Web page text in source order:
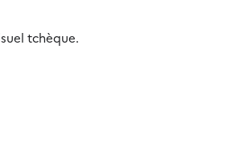
tchèque.